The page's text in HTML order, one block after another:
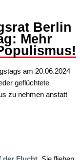
Berlin
Mehr
am 20.06.2024
geflüchtete
zu nehmen anstatt